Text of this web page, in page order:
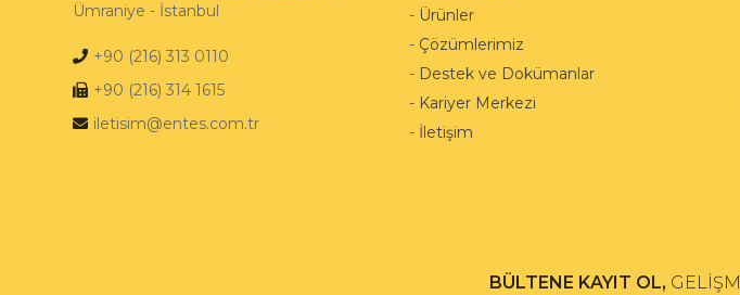
Ümraniye - İstanbul
+90 (216) 313 0110
+90 (216) 314 1615
iletisim@entes.com.tr
- Ürünler
- Çözümlerimiz
- Destek ve Dokümanlar
- Kariyer Merkezi
- İletişim
BÜLTENE KAYIT OL,